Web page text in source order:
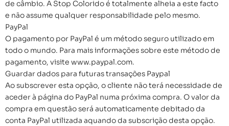
de câmbio. A Stop Colorido é totalmente alheia a este facto
e não assume qualquer responsabilidade pelo mesmo.
PayPal
O pagamento por PayPal é um método seguro utilizado em
todo o mundo. Para mais informações sobre este método de
pagamento, visite www.paypal.com.
Guardar dados para futuras transações Paypal
Ao subscrever esta opção, o cliente não terá necessidade de
aceder à página do PayPal numa próxima compra. O valor da
compra em questão será automaticamente debitado da
conta PayPal utilizada aquando da subscrição desta opção.